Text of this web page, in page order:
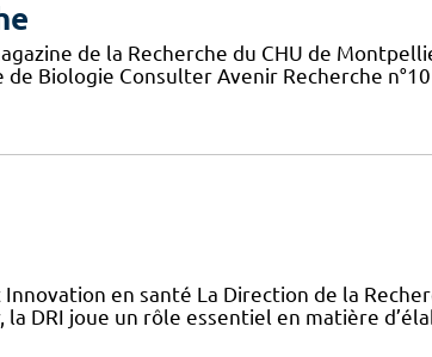
de la Recherche du CHU de
Biologie Consulter Avenir Recherche
en santé La Direction de la
la DRI joue un rôle essentiel en matière